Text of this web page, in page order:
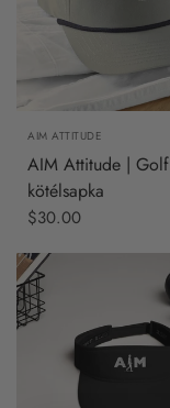
AIM ATTITUDE
AIM Attitude | Golf
kötélsapka
$30.00